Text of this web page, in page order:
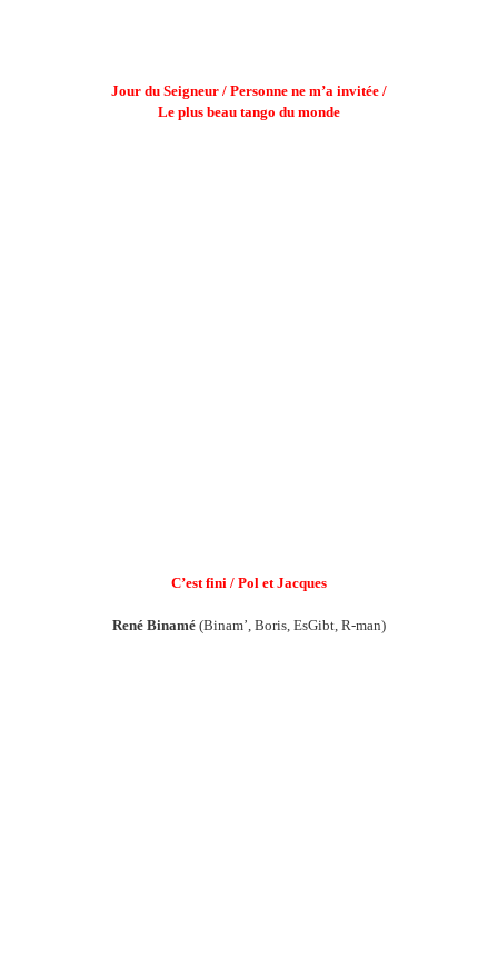
Jour du Seigneur / Personne ne m’a invitée /
Le plus beau tango du monde
C’est fini / Pol et Jacques
René Binamé (Binam’, Boris, EsGibt, R-man)